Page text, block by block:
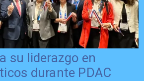
su liderazgo en
durante PDAC